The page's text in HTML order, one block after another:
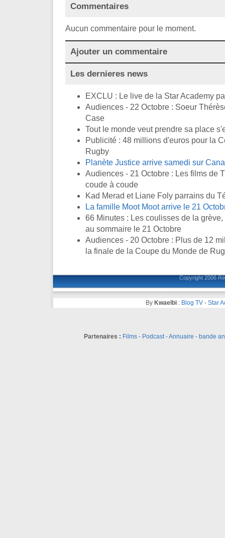
Commentaires
Aucun commentaire pour le moment.
Ajouter un commentaire
Les dernieres news
EXCLU : Le live de la Star Academy
Audiences - 22 Octobre : Soeur
Case
Tout le monde veut prendre sa place
Publicité : 48 millions d'euros pour la
Rugby
Planète Justice arrive samedi sur
Audiences - 21 Octobre : Les films de
coude à coude
Kad Merad et Liane Foly parrains du
La famille Moot Moot arrive le 21
66 Minutes : Les coulisses de la
au sommaire le 21 Octobre
Audiences - 20 Octobre : Plus de 12
la finale de la Coupe du Monde de
Copyright 2006
By Kwaelbi : Blog TV - Star
Partenaires : Films- Podcast-Annuaire - bande